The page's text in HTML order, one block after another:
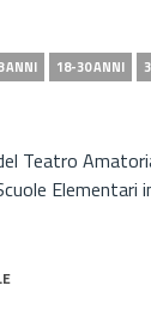
ANNI 18-30 ANNI
Teatro